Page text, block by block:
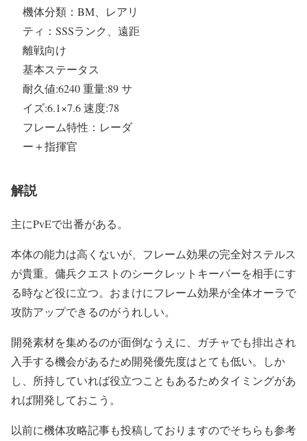
機体分類：BM、レアリ
ティ：SSSランク、遠距
離戦向け
基本ステータス
耐久値:6240 重量:89 サ
イズ:6.1×7.6 速度:78
フレーム特性：レーダ
ー＋指揮官
解説
主にPvEで出番がある。
本体の能力は高くないが、フレーム効果の完全対ステルス
が貴重。傭兵クエストのシークレットキーパーを相手にす
る時など役に立つ。おまけにフレーム効果が全体オーラで
攻防アップできるのがうれしい。
開発素材を集めるのが面倒なうえに、ガチャでも排出され
入手する機会があるため開発優先度はとても低い。しか
し、所持していれば役立つこともあるためタイミングがあ
れば開発しておこう。
以前に機体攻略記事も投稿しておりますのでそちらも参考